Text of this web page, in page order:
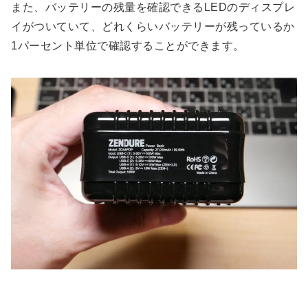
また、バッテリーの残量を確認できるLEDのディスプレ
イがついていて、どれくらいバッテリーが残っているか
1パーセント単位で確認することができます。